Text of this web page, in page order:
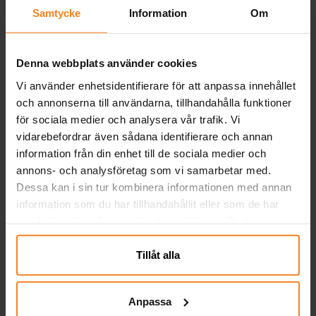
Samtycke Information Om
Denna webbplats använder cookies
Vi använder enhetsidentifierare för att anpassa innehållet
och annonserna till användarna, tillhandahålla funktioner
för sociala medier och analysera vår trafik. Vi
vidarebefordrar även sådana identifierare och annan
information från din enhet till de sociala medier och
annons- och analysföretag som vi samarbetar med.
Dessa kan i sin tur kombinera informationen med annan
information som du har tillhandahållit eller som de har
närsomhelst ändra ditt samtycke.
Tillåt alla
Anpassa
lagers och ca 33 x 33 cm stora utvikta.
39,00 kr
KÖP
Stumble Guys - Pappmuggar 8-
pack
8 st. pappmuggar med snyggt Stumble
rolig. Med dessa i fokus blir muggarna en
given favorit på kalaset och passar perfekt
till både saft och läsk. Muggarna är ca 10
cm höga, rymmer 200 ml och är
Pris 39,00 kr
39,00 kr
Stumble Guys - Tallrikar 8-pack
motiv som blir en hit på kalasbordet.
Tallrikarna är tillverkade av FSC-certifierat,